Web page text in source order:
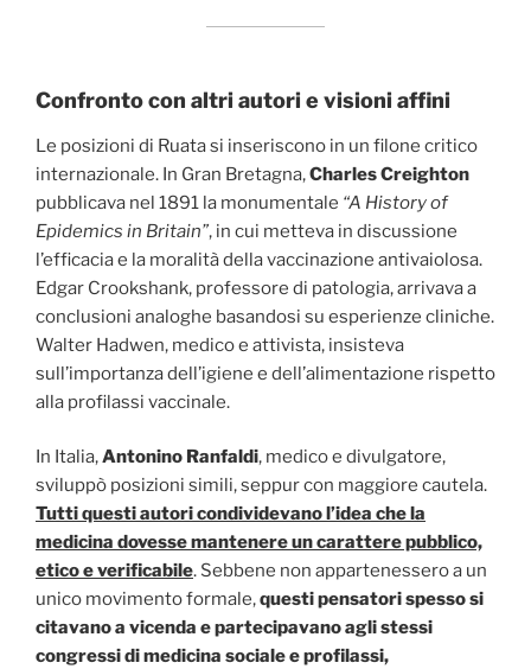
Confronto con altri autori e visioni affini
Le posizioni di Ruata si inseriscono in un filone critico
internazionale. In Gran Bretagna,Charles Creighton
pubblicava nel 1891 la monumentale “A History of
Epidemics in Britain”, in cui metteva in discussione
l’efficacia e la moralità della vaccinazione antivaiolosa.
Edgar Crookshank, professore di patologia, arrivava a
conclusioni analoghe basandosi su esperienze cliniche.
Walter Hadwen, medico e attivista, insisteva
sull’importanza dell’igiene e dell’alimentazione rispetto
alla profilassi vaccinale.
In Italia,Antonino Ranfaldi, medico e divulgatore,
sviluppò posizioni simili, seppur con maggiore cautela.
Tutti questi autori condividevano l’idea che la
medicina dovesse mantenere un carattere pubblico,
etico e verificabile. Sebbene non appartenessero a un
unico movimento formale,questi pensatori spesso si
citavano a vicenda e partecipavano agli stessi
congressi di medicina sociale e profilassi,